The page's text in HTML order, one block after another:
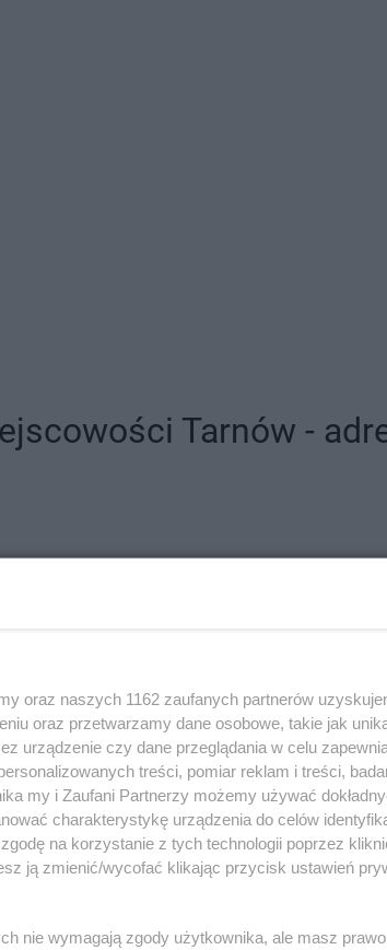
Tarnów -
oraz naszych 1162 zaufanych partnerów
oraz przetwarzamy dane osobowe, takie jak
urządzenie czy dane przeglądania w celu
treści, pomiar reklam i treści,
my i Zaufani Partnerzy możemy używać
charakterystykę urządzenia do celów
na korzystanie z tych technologii poprzez
ją zmienić/wycofać klikając przycisk ustawień
nie wymagają zgody użytkownika, ale masz